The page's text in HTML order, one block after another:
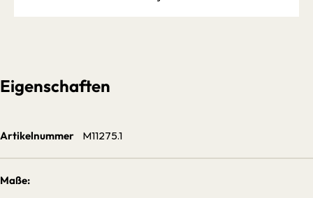
Eigenschaften
Artikelnummer M11275.1
Maße: